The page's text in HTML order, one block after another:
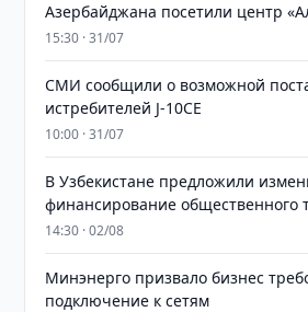
Азербайджана посетили центр
15:30 · 31/07
СМИ сообщили о возможной
истребителей J-10CE
10:00 · 31/07
В Узбекистане предложили
финансирование общественного
14:30 · 02/08
Минэнерго призвало бизнес
подключение к сетям